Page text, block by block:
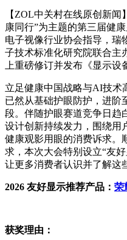
【ZOL中关村在线原创新闻
康同行”为主题的第三届健
电子视像行业协会指导，瑞
子技术标准化研究院联合主
上重磅修订并发布《显示设
立足健康中国战略与AI技术
已然从基础护眼防护，进阶
段。伴随护眼赛道竞争日趋
设计创新持续发力，围绕用
健康观影用眼的消费诉求。
求，本次大会特别设立“友
让更多消费者认识并了解这
2026 友好显示推荐产品： 荣
获奖理由：